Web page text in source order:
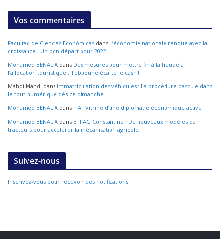
Vos commentaires
Facultad de Ciencias Económicas dans L’économie nationale renoue avec la
croissance : Un bon départ pour 2022
Mohamed BENALIA dans Des mesures pour mettre fin à la fraude à
l’allocation touristique : Tebboune écarte le cash !
Mahdi Mahdi dans Immatriculation des véhicules : La procédure bascule dans
le tout-numérique dès ce dimanche
Mohamed BENALIA dans FIA : Vitrine d’une diplomatie économique active
Mohamed BENALIA dans ETRAG Constantine : De nouveaux modèles de
tracteurs pour accélérer la mécanisation agricole
Suivez-nous
Inscrivez-vous pour recevoir des notifications